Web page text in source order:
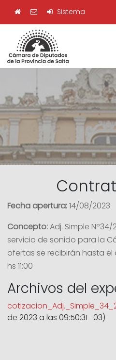
Sistema
Fecha apertura:14/08/2023
Concepto:Adj. Simple
servicio de sonido para la
ofertas se recibirán hasta el
hs 11:00
Archivos del
de 2023 a las 09:50:31 -03)